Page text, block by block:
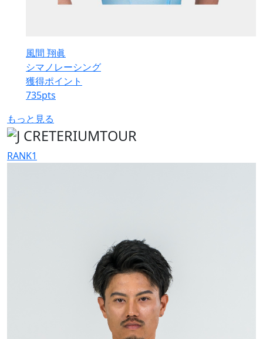
風間 翔眞
シマノレーシング
獲得ポイント
735pts
もっと見る
RANK1